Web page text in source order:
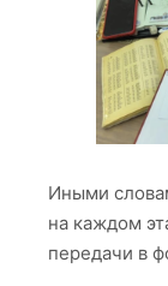
Иными
на каждом
передачи в